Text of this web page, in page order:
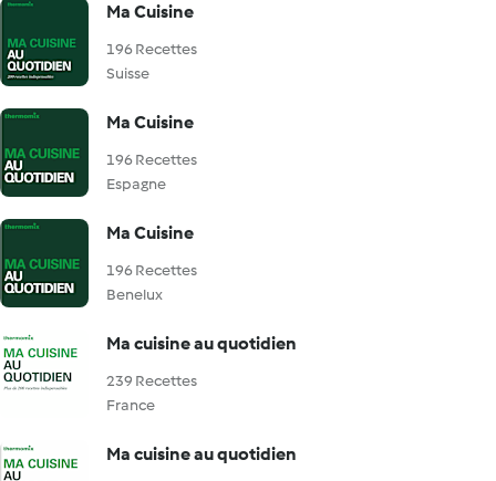
Ma Cuisine
196 Recettes
Suisse
Ma Cuisine
196 Recettes
Espagne
Ma Cuisine
196 Recettes
Benelux
Ma cuisine au quotidien
239 Recettes
France
Ma cuisine au quotidien